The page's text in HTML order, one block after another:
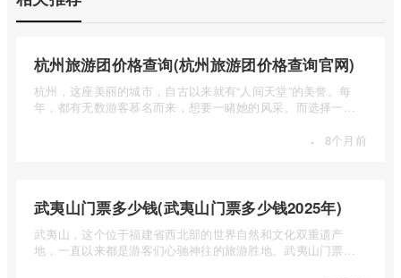
杭州旅游团价格查询(杭州旅游团价格查询官网)
杭州，这座美丽的城市，自古以来就有“人间天堂”的美誉。每
年，都有无数游客慕名而来，想要一睹她的风采。而选择一个
· 8个月前
武夷山门票多少钱(武夷山门票多少钱2025年)
武夷山，这个位于福建省西北部的世界自然和文化双重遗产
地，一直以来都是游客们心驰神往的旅游胜地。武夷山门票多